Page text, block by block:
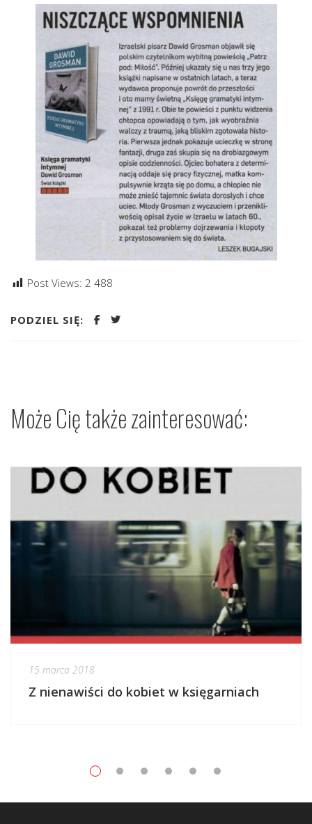
Post Views: 2 488
PODZIEL SIĘ:
Może Cię także zainteresować:
15 marca 2018
Z nienawiści do kobiet w księgarniach